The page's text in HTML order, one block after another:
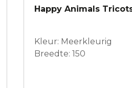
Happy Animals
Kleur: Meerkleurig
Breedte: 150